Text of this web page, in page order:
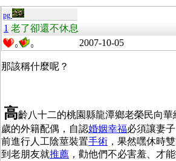
pg
1 老了卻還不休息
0 0 2007-10-05
那該稱什麼呢？
高齡八十二的桃園縣龍潭鄉老榮民向
歲的外籍配偶，自認婚姻幸福必須讓妻
前進行人工陰莖裝置手術 ，果然嘿休時
到老朋友就推薦 ，勸他們不必害羞、才